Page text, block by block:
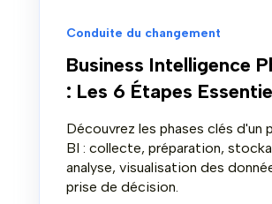
Conduite du changement
Business Intelligence
: Les 6 Étapes
Découvrez les phases clés d'un
BI : collecte, préparation,
analyse, visualisation des
prise de décision.